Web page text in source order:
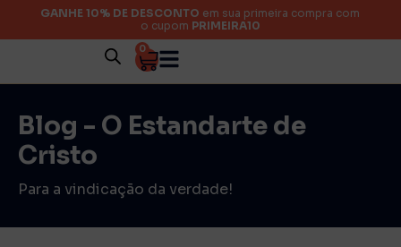
GANHE 10% DE DESCONTO em sua primeira compra com
o cupom PRIMEIRA10
0
Blog - O Estandarte de
Cristo
Para a vindicação da verdade!